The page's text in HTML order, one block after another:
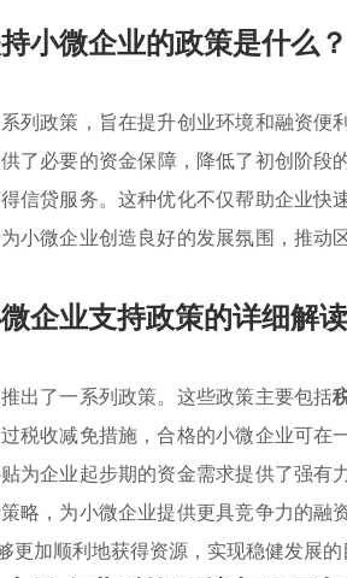
小微企业的政策是什么？
列政策，旨在提升创业环境和融资便
了必要的资金保障，降低了初创阶段
信贷服务。这种优化不仅帮助企业快
小微企业创造良好的发展氛围，推动
企业支持政策的详细解读
出了一系列政策。这些政策主要包括
税收减免措施，合格的小微企业可在
为企业起步期的资金需求提供了强有
略，为小微企业提供更具竞争力的融
加顺利地获得资源，实现稳健发展的